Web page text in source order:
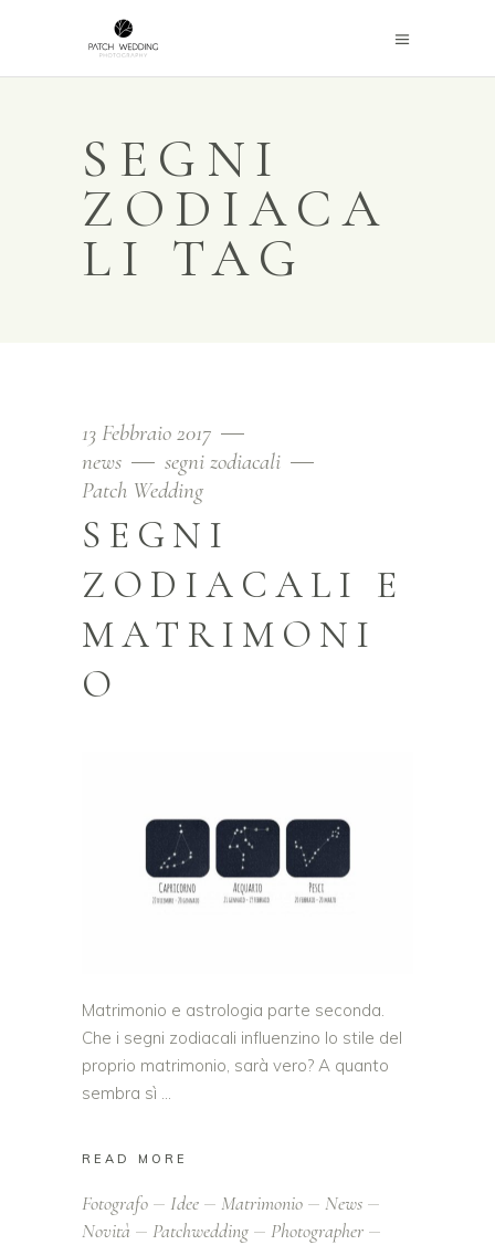
SEGNI
ZODIACA
LI TAG
13 Febbraio 2017
news
segni zodiacali
Patch Wedding
SEGNI
ZODIACALI E
MATRIMONI
O
Matrimonio e astrologia parte seconda.
Che i segni zodiacali influenzino lo stile del
proprio matrimonio, sarà vero? A quanto
sembra sì
READ MORE
Fotografo Idee Matrimonio
News
Novità
Patchwedding
Photographer